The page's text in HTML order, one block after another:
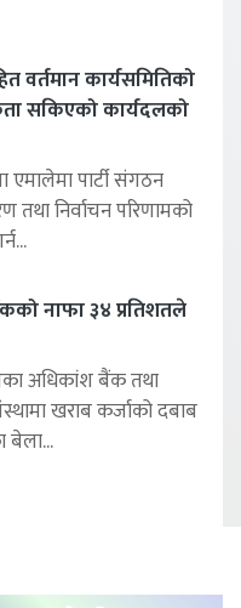
वर्तमान कार्यसमितिको
सकिएको कार्यदलको
पार्टी संगठन
तथा निर्वाचन परिणामको
नाफा ३४ प्रतिशतले
अधिकांश बैंक तथा
खराब कर्जाको दबाब
बेला...